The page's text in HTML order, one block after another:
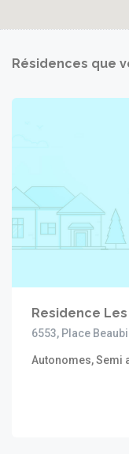
Résidences que
Residence
6553, Place
Autonomes, Semi